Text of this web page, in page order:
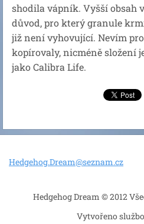
shodila vápník. Vyšší obsah
důvod, pro který granule
již není vyhovující. Nevím
kopírovaly, nicméně složení
jako Calibra Life.
Hedgehog.Dream@seznam.cz
Hedgehog Dream © 2012
Vytvořeno